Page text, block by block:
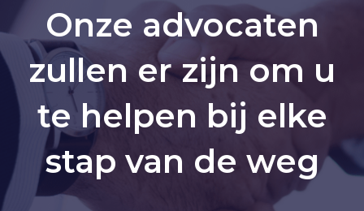
Onze advocaten
zullen er zijn om u
te helpen bij elke
stap van de weg